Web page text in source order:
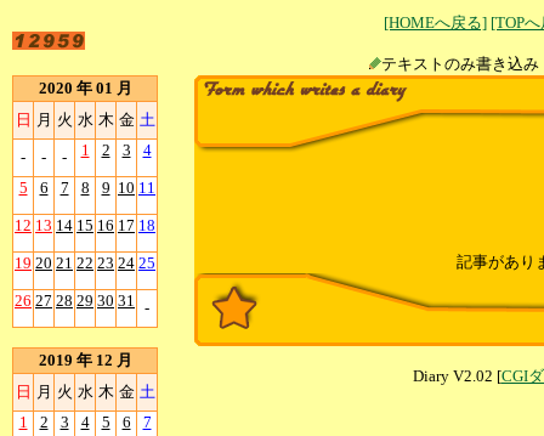
[HOMEへ戻る] [TOP
テキストのみ書
2020 年 01 月
日 月 火 水 木 金 土
- - - 1 2 3 4
5 6 7 8 9 10 11
12 13 14 15 16 17 18
19 20 21 22 23 24 25
26 27 28 29 30 31 -
2019 年 12 月
日 月 火 水 木 金 土
1
2 3 4 5 6 7
記事があり
Diary V2.02 [CGI